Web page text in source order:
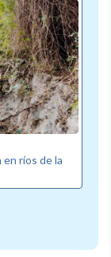
ríos de la